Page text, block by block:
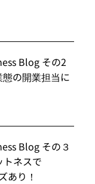
Blog その2
の開業担当に
Blog その３
トネスで
あり！